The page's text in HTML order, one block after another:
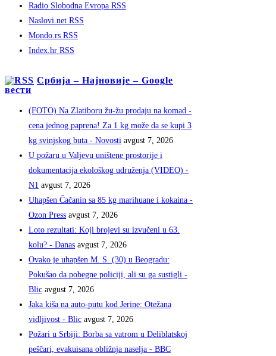
Radio Slobodna Evropa RSS
Naslovi.net RSS
Mondo.rs RSS
Index.hr RSS
Србија – Најновије – Google
вести
(FOTO) Na Zlatiboru žu-žu prodaju na komad -
cena jednog paprena! Za 1 kg može da se kupi 3
kg svinjskog buta - Novosti avgust 7, 2026
U požaru u Valjevu uništene prostorije i
dokumentacija ekološkog udruženja (VIDEO) -
N1 avgust 7, 2026
Uhapšen Čačanin sa 85 kg marihuane i kokaina -
Ozon Press avgust 7, 2026
Loto rezultati: Koji brojevi su izvučeni u 63.
kolu? - Danas avgust 7, 2026
Ovako je uhapšen M. S. (30) u Beogradu:
Pokušao da pobegne policiji, ali su ga sustigli -
Blic avgust 7, 2026
Jaka kiša na auto-putu kod Jerine: Otežana
vidljivost - Blic avgust 7, 2026
Požari u Srbiji: Borba sa vatrom u Deliblatskoj
peščari, evakuisana obližnja naselja - BBC